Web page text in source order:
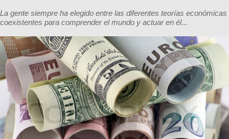
La gente siempre ha elegido entre las diferentes teorías económicas
coexistentes para comprender el mundo y actuar en él...